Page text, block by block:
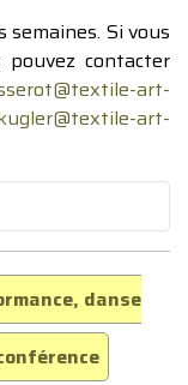
Si vous
contacter
art-
art-
danse